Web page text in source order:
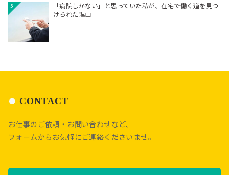
5
「病院しかない」と思っていた私が、在宅で働く道を見つ
けられた理由
CONTACT
お仕事のご依頼・お問い合わせなど、
フォームからお気軽にご連絡くださいませ。